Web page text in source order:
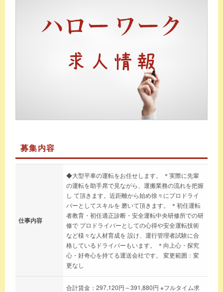
募集内容
仕事内容
◆大型平車の運転をお任せします。 ＊実際に先輩
の運転を助手席で見ながら、運搬業務の流れを把握
し て頂きます。近距離から始め徐々にプロドライ
バーとしてスキルを 磨いて頂きます。 ＊初任運転
者教育・初任適正診断・安全運転中央研修所での研
修で プロドライバーとしての心得や安全運転技術
など様々な人材育成を 設け、運行管理者試験に合
格しているドライバーもいます。 ＊向上心・探究
心・好奇心を持てる運送会社です。 変更範囲：変
更なし
合計賃金：297,120円～391,880円 ※フルタイム求